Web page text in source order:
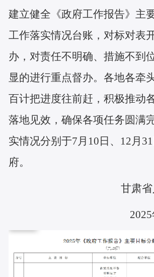
建立健全《政府工作报告》主
工作落实情况台账，对标对表
办，对责任不明确、措施不到
显的进行重点督办。各地各牵
百计把进度往前赶，积极推动
落地见效，确保各项任务圆满
实情况分别于7月10日、12月
府。
甘肃